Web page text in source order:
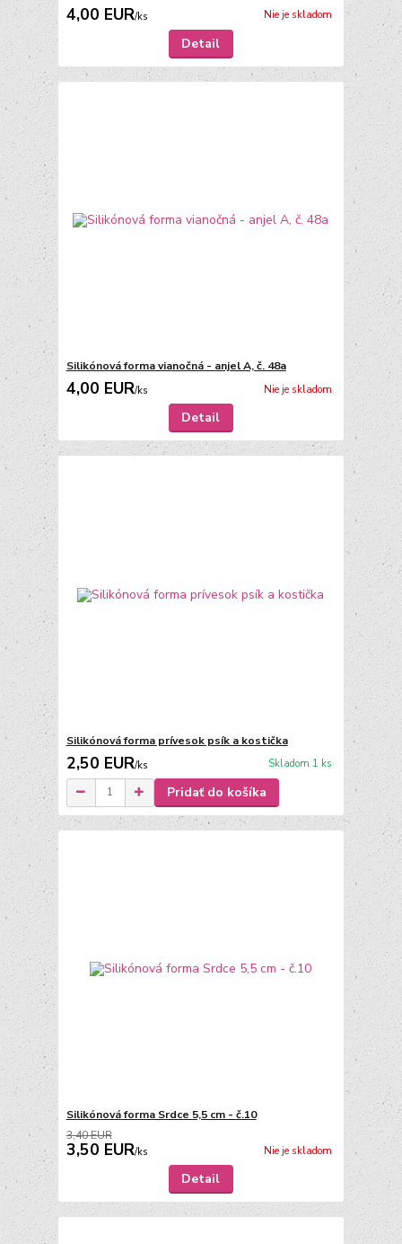
4,00 EUR/ks Nie je skladom
Detail
Silikónová forma vianočná - anjel A, č. 48a
4,00 EUR/ks Nie je skladom
Detail
Silikónová forma prívesok psík a kostička
2,50 EUR/ks Skladom 1 ks
Pridať do košíka
Silikónová forma Srdce 5,5 cm - č.10
3,40 EUR
3,50 EUR/ks Nie je skladom
Detail